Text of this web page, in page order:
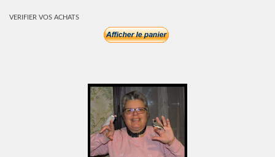
VERIFIER VOS ACHATS